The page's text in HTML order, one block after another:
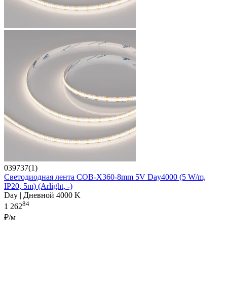
039737(1)
Светодиодная лента COB-X360-8mm 5V Day4000 (5 W/m,
IP20, 5m) (Arlight, -)
Day | Дневной 4000 K
1 26284
₽/м